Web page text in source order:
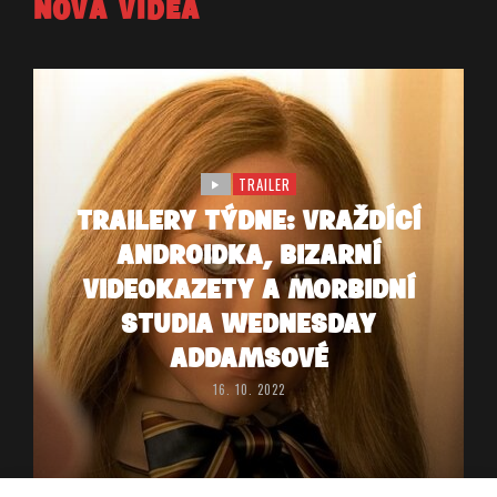
NOVÁ VIDEA
TRAILER
TRAILERY TÝDNE: VRAŽDÍCÍ
ANDROIDKA, BIZARNÍ
VIDEOKAZETY A MORBIDNÍ
STUDIA WEDNESDAY
ADDAMSOVÉ
16. 10. 2022